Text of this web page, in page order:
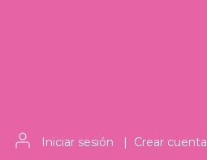
Iniciar sesión | Crear cuenta